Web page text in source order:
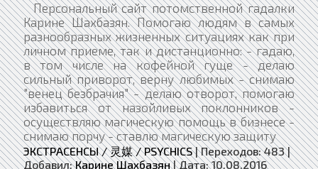
Персональный сайт потомственной гадалки
Карине Шахбазян. Помогаю людям в самых
разнообразных жизненных ситуациях как при
личном приеме, так и дистанционно: - гадаю,
в том числе на кофейной гуще - делаю
сильный приворот, верну любимых ​- снимаю
"венец безбрачия" - делаю отворот, помогаю
избавиться от назойливых поклонников -
осуществляю магическую помощь в бизнесе -
снимаю порчу - ставлю магическую защиту
ЭКСТРАСЕНСЫ / 灵媒 / PSYCHICS|Переходов: 483 |
Добавил: Карине Шахбазян |Дата: 10.08.2016